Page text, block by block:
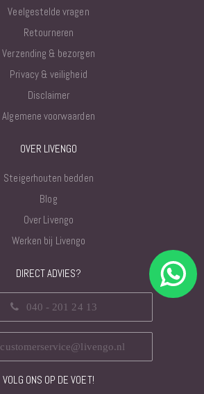
Veelgestelde vragen
Retourneren
Verzending & bezorgen
Privacy & veiligheid
Disclaimer
Algemene voorwaarden
OVER LIVENGO
Steigerhouten bedden
Blog
Over Livengo
Werken bij Livengo
DIRECT ADVIES?
040 - 201 24 13
customerservice@livengo.nl
VOLG ONS OP DE VOET!